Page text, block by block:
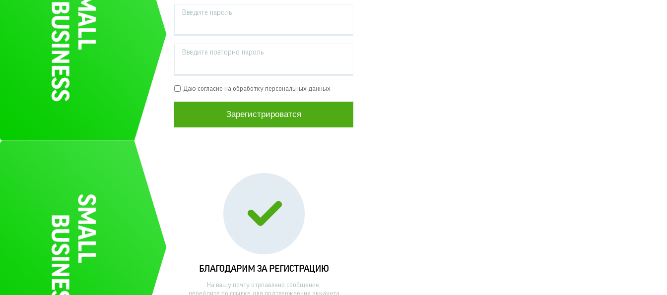
Введите пароль
Введите повторно пароль
Даю согласие на обработку персональных данных
БЛАГОДАРИМ ЗА РЕГИСТРАЦИЮ
На вашу почту отрпавлено сообщение,
перейдите по ссылке для подтверждения аккаунта